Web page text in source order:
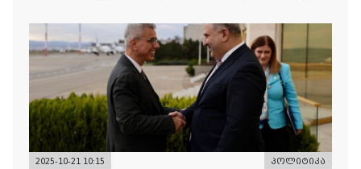
2025-10-21 10:15 პოლიტიკა